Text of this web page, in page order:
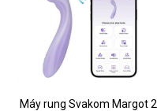
Máy rung Svakom Margot 2